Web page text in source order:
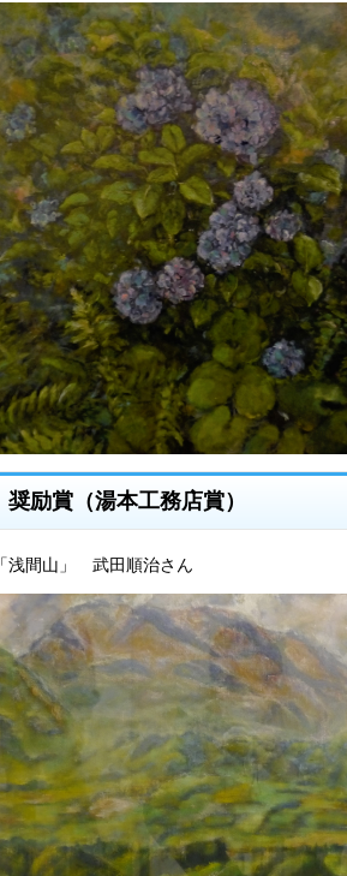
奨励賞（湯本工務店賞）
「浅間山」 武田順治さん